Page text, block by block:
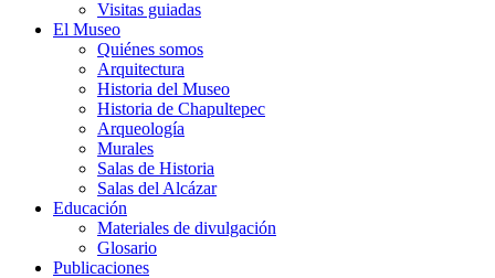
Visitas guiadas
El Museo
Quiénes somos
Arquitectura
Historia del Museo
Historia de Chapultepec
Arqueología
Murales
Salas de Historia
Salas del Alcázar
Educación
Materiales de divulgación
Glosario
Publicaciones